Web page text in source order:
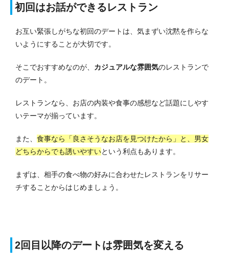
初回はお話ができるレストラン
お互い緊張しがちな初回のデートは、気まずい沈黙を作らな
いようにすることが大切です。
そこでおすすめなのが、 カジュアルな雰囲気のレストランで
のデート。
レストランなら、お店の内装や食事の感想など話題にしやす
いテーマが揃っています。
また、 食事なら「良さそうなお店を見つけたから」と、男女
どちらからでも誘いやすいという利点もあります。
まずは、相手の食べ物の好みに合わせたレストランをリサー
チすることからはじめましょう。
2回目以降のデートは雰囲気を変える